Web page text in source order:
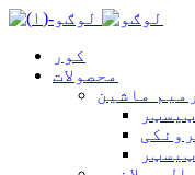
کور
محصولات
ماشین